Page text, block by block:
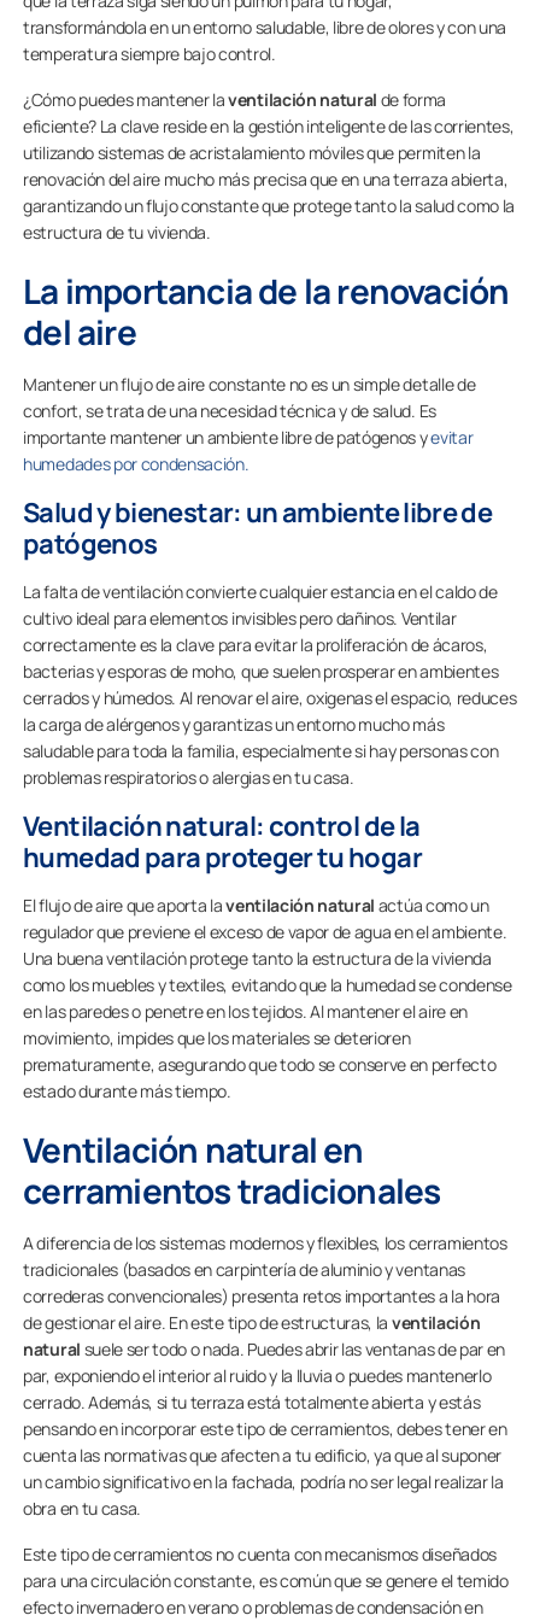
transformándola en un entorno saludable, libre de olores y con una
temperatura siempre bajo control.
¿Cómo puedes mantener laventilación natural de forma
eficiente? La clave reside en la gestión inteligente de las corrientes,
utilizando sistemas de acristalamiento móviles que permiten la
renovación del aire mucho más precisa que en una terraza abierta,
garantizando un flujo constante que protege tanto la salud como la
estructura de tu vivienda.
La importancia de la renovación
del aire
Mantener un flujo de aire constante no es un simple detalle de
confort, se trata de una necesidad técnica y de salud. Es
importante mantener un ambiente libre de patógenos yevitar
humedades por condensación.
Salud y bienestar: un ambiente libre de
patógenos
La falta de ventilación convierte cualquier estancia en el caldo de
cultivo ideal para elementos invisibles pero dañinos. Ventilar
correctamente es la clave para evitar la proliferación de ácaros,
bacterias y esporas de moho, que suelen prosperar en ambientes
cerrados y húmedos. Al renovar el aire, oxigenas el espacio, reduces
la carga de alérgenos y garantizas un entorno mucho más
saludable para toda la familia, especialmente si hay personas con
problemas respiratorios o alergias en tu casa.
Ventilación natural: control de la
humedad para proteger tu hogar
El flujo de aire que aporta laventilación natural actúa como un
regulador que previene el exceso de vapor de agua en el ambiente.
Una buena ventilación protege tanto la estructura de la vivienda
como los muebles y textiles, evitando que la humedad se condense
en las paredes o penetre en los tejidos. Al mantener el aire en
movimiento, impides que los materiales se deterioren
prematuramente, asegurando que todo se conserve en perfecto
estado durante más tiempo.
Ventilación natural en
cerramientos tradicionales
A diferencia de los sistemas modernos y flexibles, los cerramientos
tradicionales (basados en carpintería de aluminio y ventanas
correderas convencionales) presenta retos importantes a la hora
de gestionar el aire. En este tipo de estructuras, la ventilación
natural suele ser todo o nada. Puedes abrir las ventanas de par en
par, exponiendo el interior al ruido y la lluvia o puedes mantenerlo
cerrado. Además, si tu terraza está totalmente abierta y estás
pensando en incorporar este tipo de cerramientos, debes tener en
cuenta las normativas que afecten a tu edificio, ya que al suponer
un cambio significativo en la fachada, podría no ser legal realizar la
obra en tu casa.
Este tipo de cerramientos no cuenta con mecanismos diseñados
para una circulación constante, es común que se genere el temido
efecto invernadero en verano o problemas de condensación en